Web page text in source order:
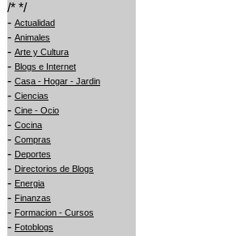
/* */
- Actualidad
- Animales
- Arte y Cultura
- Blogs e Internet
- Casa - Hogar - Jardin
- Ciencias
- Cine - Ocio
- Cocina
- Compras
- Deportes
- Directorios de Blogs
- Energia
- Finanzas
- Formacion - Cursos
- Fotoblogs